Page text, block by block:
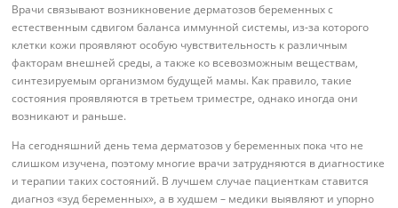
Врачи связывают возникновение дерматозов беременных с
естественным сдвигом баланса иммунной системы, из-за которого
клетки кожи проявляют особую чувствительность к различным
факторам внешней среды, а также ко всевозможным веществам,
синтезируемым организмом будущей мамы. Как правило, такие
состояния проявляются в третьем триместре, однако иногда они
возникают и раньше.
На сегодняшний день тема дерматозов у беременных пока что не
слишком изучена, поэтому многие врачи затрудняются в диагностике
и терапии таких состояний. В лучшем случае пациенткам ставится
диагноз «зуд беременных», а в худшем – медики выявляют и упорно